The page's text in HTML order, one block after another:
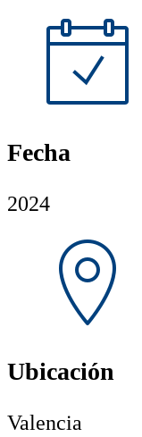
Fecha
2024
Ubicación
Valencia